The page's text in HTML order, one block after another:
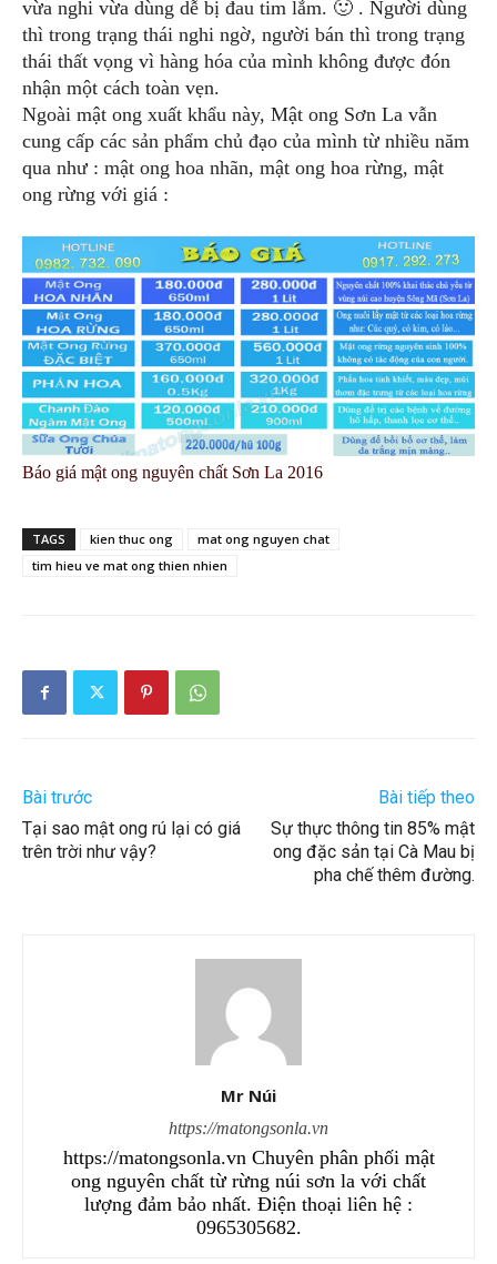
vừa nghi vừa dùng dễ bị đau tim lắm. 🙂 . Người dùng
thì trong trạng thái nghi ngờ, người bán thì trong trạng
thái thất vọng vì hàng hóa của mình không được đón
nhận một cách toàn vẹn.
Ngoài mật ong xuất khẩu này, Mật ong Sơn La vẫn
cung cấp các sản phẩm chủ đạo của mình từ nhiều năm
qua như : mật ong hoa nhãn, mật ong hoa rừng, mật
ong rừng với giá :
Báo giá mật ong nguyên chất Sơn La 2016
TAGS kien thuc ong
mat ong nguyen chat
tim hieu ve mat ong thien nhien
Bài trước
Tại sao mật ong rú lại có giá
trên trời như vậy?
Bài tiếp theo
Sự thực thông tin 85% mật
ong đặc sản tại Cà Mau bị
pha chế thêm đường.
Mr Núi
https://matongsonla.vn
https://matongsonla.vn Chuyên phân phối mật
ong nguyên chất từ rừng núi sơn la với chất
lượng đảm bảo nhất. Điện thoại liên hệ :
0965305682.